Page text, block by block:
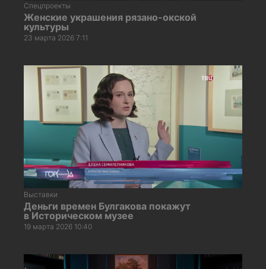
Спецпроекты
Женские украшения рязано-окской
культуры
23 марта 2026 7:11
Выставки
Деньги времен Булгакова покажут
в Историческом музее
19 марта 2026 10:40